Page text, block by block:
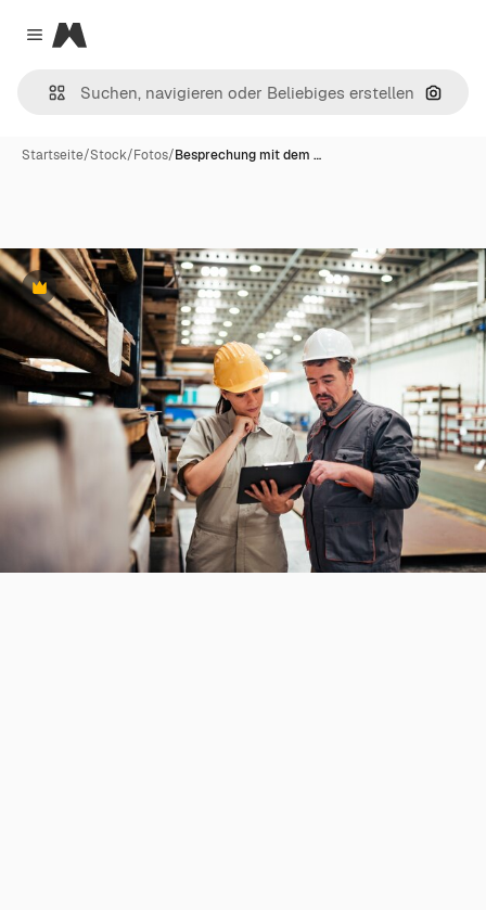
Close menu
Magnific
Nach
Startseite/Stock/Fotos/Besprechung mit dem …
Premium